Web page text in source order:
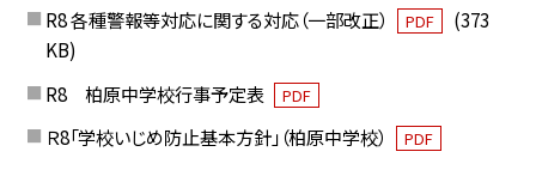
R8 各種警報等対応に関する対応（一部改正） PDF
(373
KB)
R8 柏原中学校行事予定表
PDF
Ｒ8「学校いじめ防止基本方針」（柏原中学校） PDF